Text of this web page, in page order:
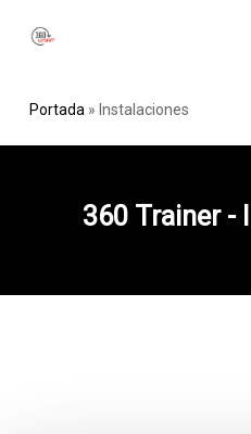
Portada » Instalaciones
360 Trainer -